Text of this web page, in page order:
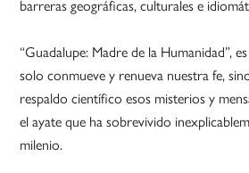
barreras geográficas, culturales e
“Guadalupe: Madre de la Humanidad”,
solo conmueve y renueva nuestra fe,
respaldo científico esos misterios y
el ayate que ha sobrevivido
milenio.